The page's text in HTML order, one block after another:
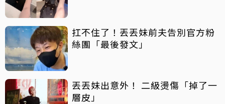
扛不住了！丟丟妹前夫告別官方粉
絲團「最後發文」
丟丟妹出意外！ 二級燙傷「掉了一
層皮」